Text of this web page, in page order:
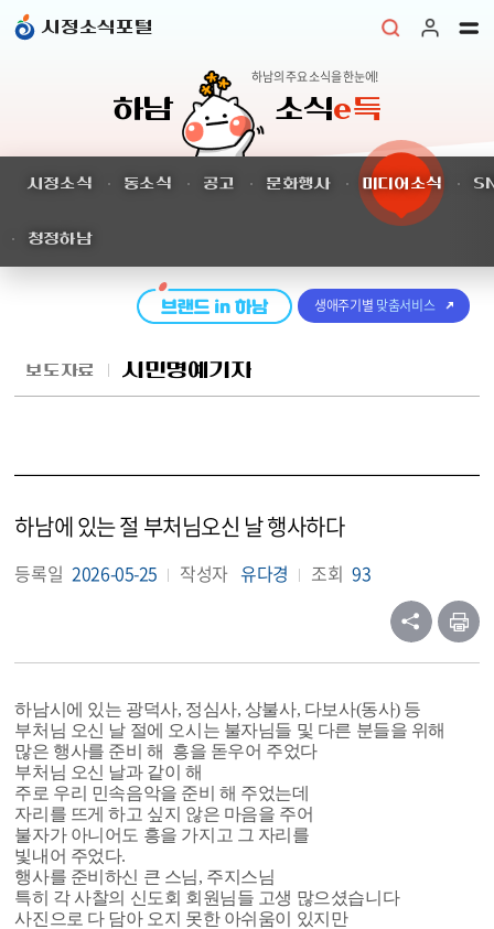
시정소식포털
하남 소식e득
하남의 주요 소식을 한눈에!
시정소식 동소식 공고 문화행사 미디어소식
청정하남
생애주기별 맞춤서비스
보도자료 시민명예기자
하남에 있는 절 부처님오신 날 행사하다
등록일 2026-05-25 작성자 유다경 조회 93
하남시에 있는 광덕사, 정심사, 상불사, 다보사(동사) 등
부처님 오신 날 절에 오시는 불자님들 및 다른 분들을 위해
많은 행사를 준비 해 흥을 돋우어 주었다
부처님 오신 날과 같이 해
주로 우리 민속음악을 준비 해 주었는데
자리를 뜨게 하고 싶지 않은 마음을 주어
불자가 아니어도 흥을 가지고 그 자리를
빛내어 주었다.
행사를 준비하신 큰 스님, 주지스님
특히 각 사찰의 신도회 회원님들 고생 많으셨습니다
사진으로 다 담아 오지 못한 아쉬움이 있지만